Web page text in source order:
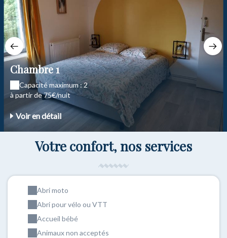
Chambre 1
Capacité maximum : 2
à partir de 75€/nuit
Voir en détail
Votre confort, nos services
Abri moto
Abri pour vélo ou VTT
Accueil bébé
Animaux non acceptés